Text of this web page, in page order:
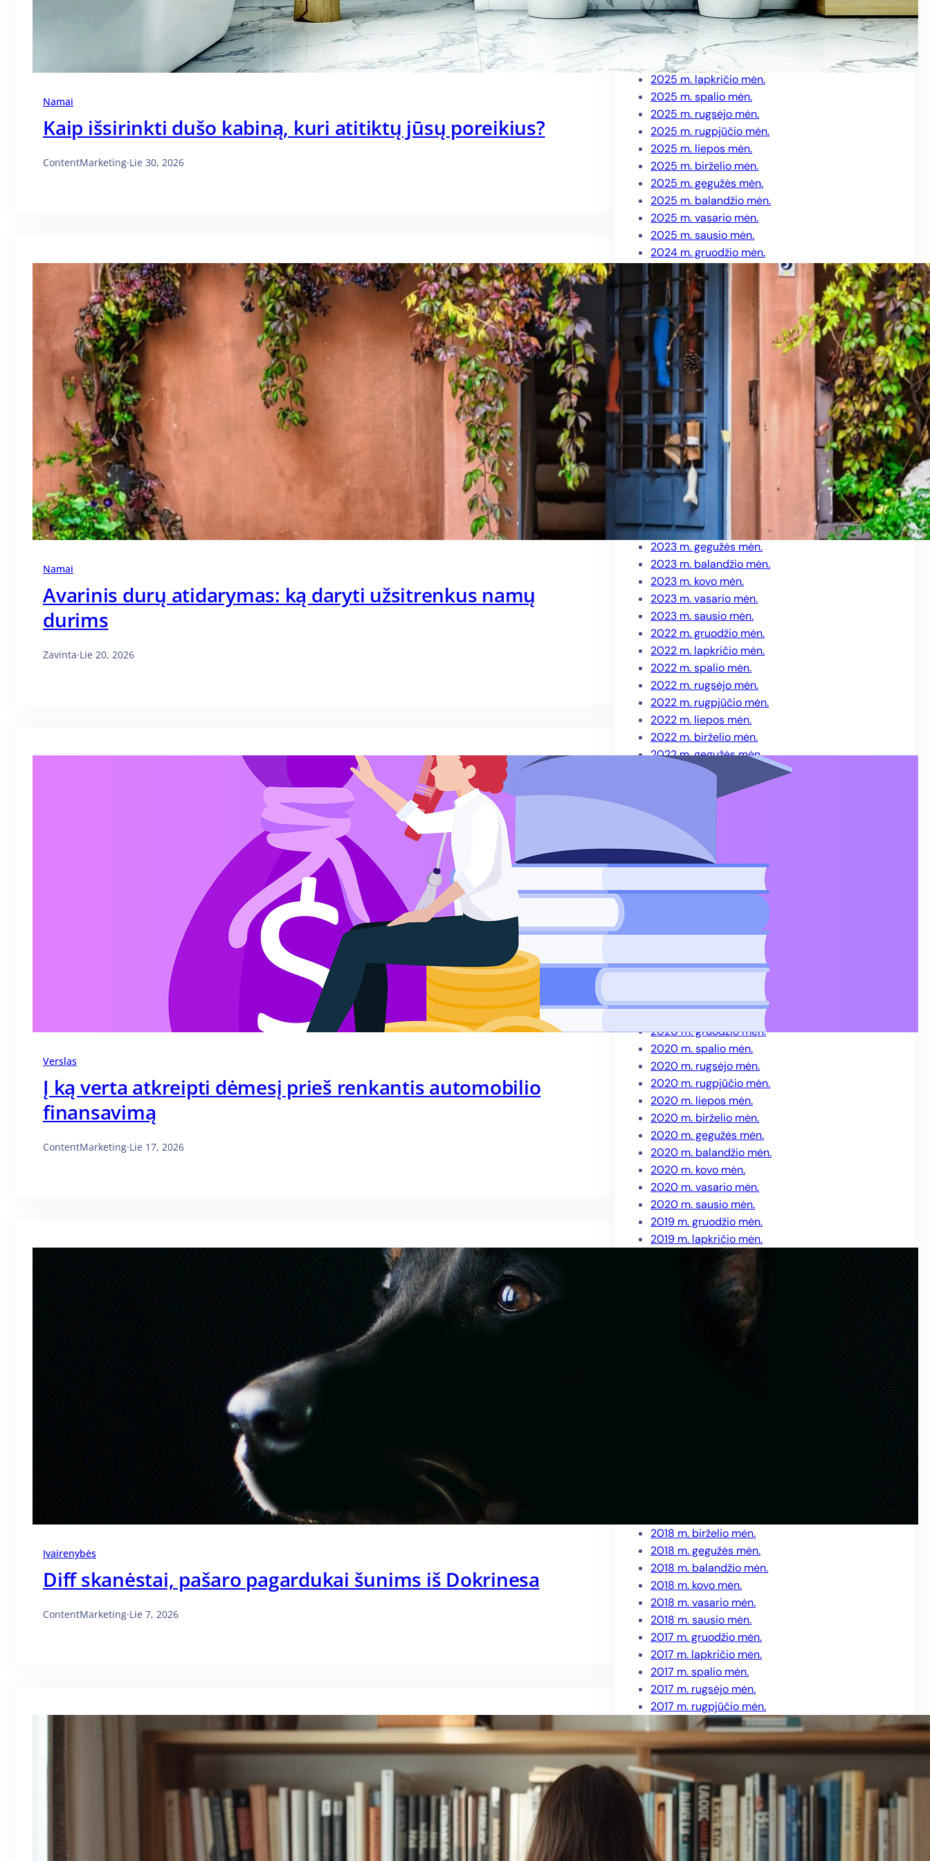
Namai
Kaip išsirinkti dušo kabiną, kuri atitiktų jūsų poreikius?
ContentMarketing·Lie 30, 2026
Namai
Avarinis durų atidarymas: ką daryti užsitrenkus namų
durims
Zavinta·Lie 20, 2026
Verslas
Į ką verta atkreipti dėmesį prieš renkantis automobilio
finansavimą
ContentMarketing·Lie 17, 2026
Įvairenybės
Diff skanėstai, pašaro pagardukai šunims iš Dokrinesa
ContentMarketing·Lie 7, 2026
2026 m. kovo mėn.
2026 m. vasario mėn.
2026 m. sausio mėn.
2025 m. gruodžio mėn.
2025 m. lapkričio mėn.
2025 m. spalio mėn.
2025 m. rugsėjo mėn.
2025 m. rugpjūčio mėn.
2025 m. liepos mėn.
2025 m. birželio mėn.
2025 m. gegužės mėn.
2025 m. balandžio mėn.
2025 m. vasario mėn.
2025 m. sausio mėn.
2024 m. gruodžio mėn.
2024 m. lapkričio mėn.
2024 m. spalio mėn.
2024 m. rugsėjo mėn.
2024 m. rugpjūčio mėn.
2024 m. birželio mėn.
2024 m. gegužės mėn.
2024 m. balandžio mėn.
2024 m. kovo mėn.
2024 m. vasario mėn.
2024 m. sausio mėn.
2023 m. gruodžio mėn.
2023 m. lapkričio mėn.
2023 m. spalio mėn.
2023 m. rugsėjo mėn.
2023 m. liepos mėn.
2023 m. birželio mėn.
2023 m. gegužės mėn.
2023 m. balandžio mėn.
2023 m. kovo mėn.
2023 m. vasario mėn.
2023 m. sausio mėn.
2022 m. gruodžio mėn.
2022 m. lapkričio mėn.
2022 m. spalio mėn.
2022 m. rugsėjo mėn.
2022 m. rugpjūčio mėn.
2022 m. liepos mėn.
2022 m. birželio mėn.
2022 m. gegužės mėn.
2022 m. balandžio mėn.
2022 m. kovo mėn.
2021 m. gruodžio mėn.
2021 m. lapkričio mėn.
2021 m. spalio mėn.
2021 m. rugpjūčio mėn.
2021 m. balandžio mėn.
2020 m. gruodžio mėn.
2020 m. spalio mėn.
2020 m. rugsėjo mėn.
2020 m. rugpjūčio mėn.
2020 m. liepos mėn.
2020 m. birželio mėn.
2020 m. gegužės mėn.
2020 m. balandžio mėn.
2020 m. kovo mėn.
2020 m. vasario mėn.
2020 m. sausio mėn.
2019 m. gruodžio mėn.
2019 m. lapkričio mėn.
2019 m. spalio mėn.
2019 m. rugsėjo mėn.
2019 m. rugpjūčio mėn.
2019 m. liepos mėn.
2019 m. birželio mėn.
2019 m. gegužės mėn.
2018 m. birželio mėn.
2018 m. gegužės mėn.
2018 m. balandžio mėn.
2018 m. kovo mėn.
2018 m. vasario mėn.
2018 m. sausio mėn.
2017 m. gruodžio mėn.
2017 m. lapkričio mėn.
2017 m. spalio mėn.
2017 m. rugsėjo mėn.
2017 m. rugpjūčio mėn.
2017 m. liepos mėn.
2017 m. birželio mėn.
2017 m. gegužės mėn.
2017 m. balandžio mėn.
2017 m. kovo mėn.
2017 m. vasario mėn.
2017 m. sausio mėn.
2016 m. gruodžio mėn.